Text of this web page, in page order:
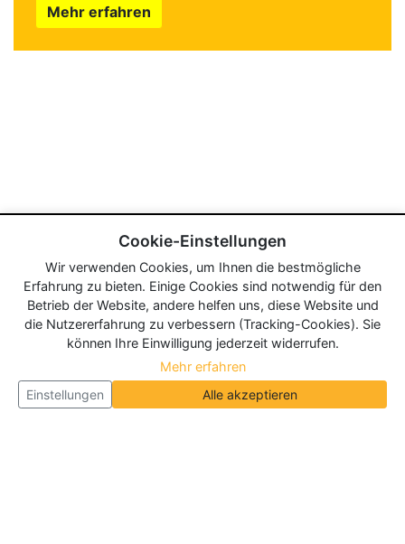
Mehr erfahren
Cookie-Einstellungen
Wir verwenden Cookies, um Ihnen die bestmögliche
Erfahrung zu bieten. Einige Cookies sind notwendig für den
Betrieb der Website, andere helfen uns, diese Website und
die Nutzererfahrung zu verbessern (Tracking-Cookies). Sie
können Ihre Einwilligung jederzeit widerrufen.
Mehr erfahren
Einstellungen
Alle akzeptieren